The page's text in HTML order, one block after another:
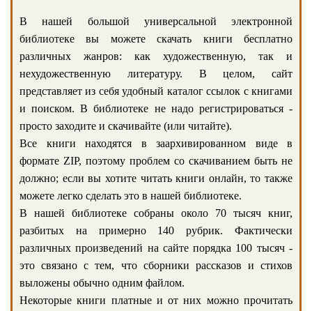
В нашей большой универсальной электронной
библиотеке вы можете скачать книги бесплатно
различных жанров: как художественную, так и
нехудожественную литературу. В целом, сайт
представляет из себя удобный каталог ссылок с книгами
и поиском. В библиотеке не надо регистрироваться -
просто заходите и скачивайте (или читайте).
Все книги находятся в заархивированном виде в
формате ZIP, поэтому проблем со скачиванием быть не
должно; если вы хотите читать книги онлайн, то также
можете легко сделать это в нашей библиотеке.
В нашей библиотеке собраны около 70 тысяч книг,
разбитых на примерно 140 рубрик. Фактически
различных произведений на сайте порядка 100 тысяч -
это связано с тем, что сборники рассказов и стихов
выложены обычно одним файлом.
Некоторые книги платные и от них можно прочитать